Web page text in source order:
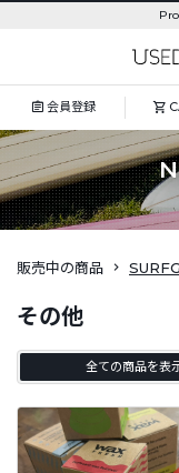
会員登録
販売中の商品
その他
全ての商品を表